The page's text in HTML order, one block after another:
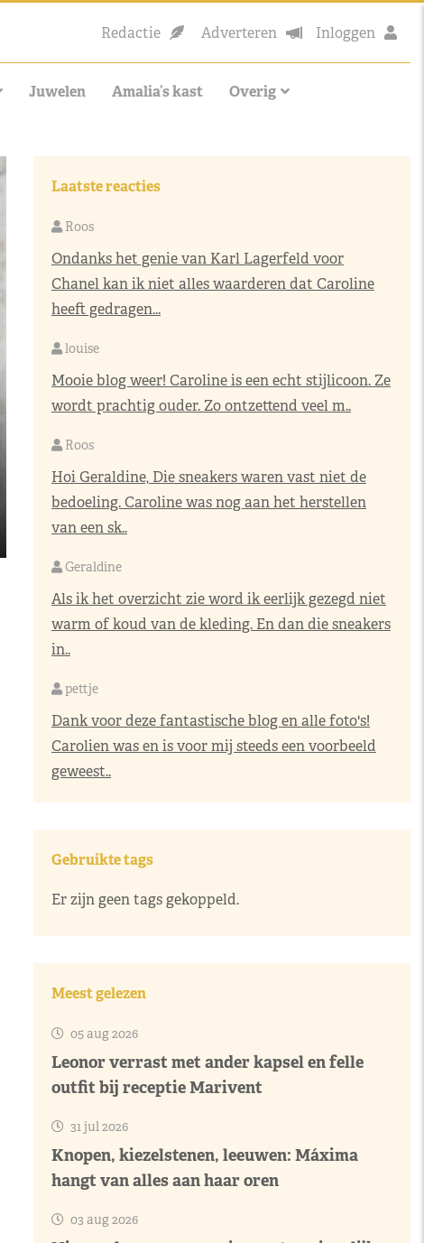
Redactie Adverteren Inloggen
Juwelen Amalia’s kast Overig
Laatste reacties
Roos
Ondanks het genie van Karl Lagerfeld voor
Chanel kan ik niet alles waarderen dat Caroline
heeft gedragen...
louise
Mooie blog weer! Caroline is een echt stijlicoon. Ze
wordt prachtig ouder. Zo ontzettend veel m..
Roos
Hoi Geraldine, Die sneakers waren vast niet de
bedoeling. Caroline was nog aan het herstellen
van een sk..
Geraldine
Als ik het overzicht zie word ik eerlijk gezegd niet
warm of koud van de kleding. En dan die sneakers
in..
pettje
Dank voor deze fantastische blog en alle foto's!
Carolien was en is voor mij steeds een voorbeeld
geweest..
Gebruikte tags
Er zijn geen tags gekoppeld.
Meest gelezen
05 aug 2026
Leonor verrast met ander kapsel en felle
outfit bij receptie Marivent
31 jul 2026
Knopen, kiezelstenen, leeuwen: Máxima
hangt van alles aan haar oren
03 aug 2026